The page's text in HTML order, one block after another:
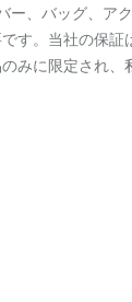
ー、バッグ、
す。当社の保
みに限定され